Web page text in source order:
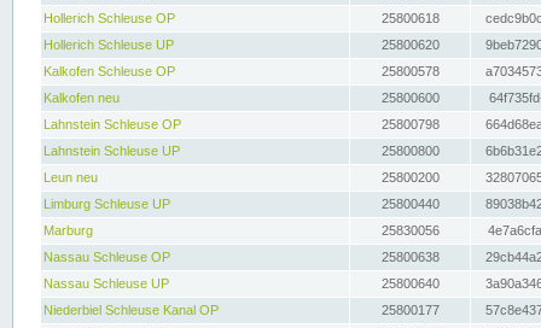
Hollerich Schleuse OP
25800618
Hollerich Schleuse UP
25800620
Kalkofen Schleuse OP
25800578
Kalkofen neu
25800600
Lahnstein Schleuse OP
25800798
Lahnstein Schleuse UP
25800800
Leun neu
25800200
Limburg Schleuse UP
25800440
Marburg
25830056
Nassau Schleuse OP
25800638
Nassau Schleuse UP
25800640
Niederbiel Schleuse Kanal OP
25800177